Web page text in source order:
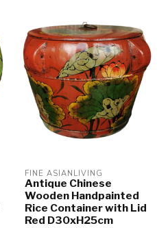
FINE ASIANLIVING
Antique Chinese
Wooden Handpainted
Rice Container with Lid
Red D30xH25cm